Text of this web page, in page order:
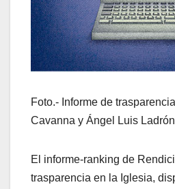
Foto.- Informe de
Cavanna y Ángel Luis
El informe-ranking de
trasparencia en la Iglesia,